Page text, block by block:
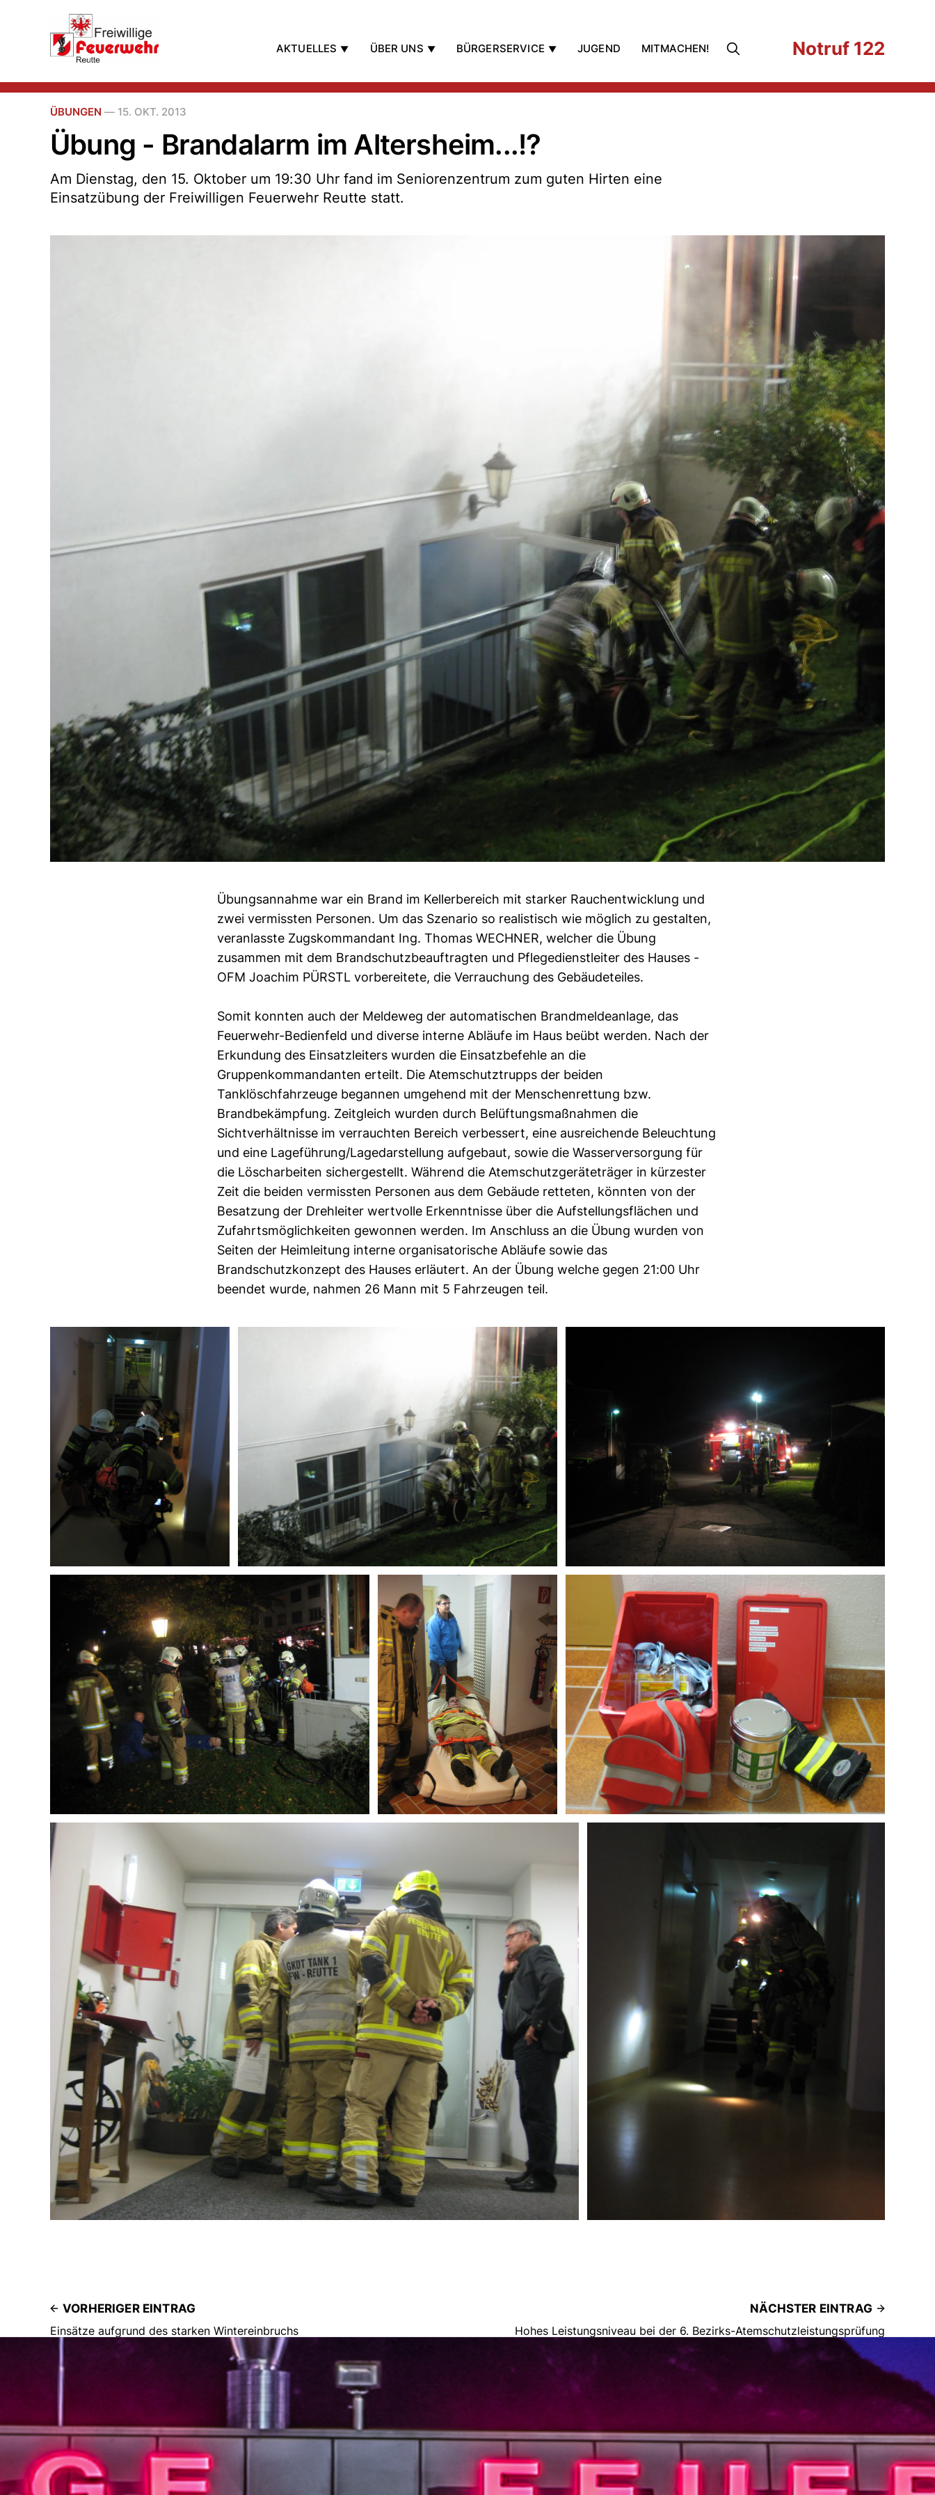
AKTUELLES ÜBER UNS BÜRGERSERVICE JUGEND MITMACHEN! Notruf 122
ÜBUNGEN — 15. OKT. 2013
Übung - Brandalarm im Altersheim...!?
Am Dienstag, den 15. Oktober um 19:30 Uhr fand im Seniorenzentrum zum guten Hirten eine
Einsatzübung der Freiwilligen Feuerwehr Reutte statt.
Übungsannahme war ein Brand im Kellerbereich mit starker Rauchentwicklung und
zwei vermissten Personen. Um das Szenario so realistisch wie möglich zu gestalten,
veranlasste Zugskommandant Ing. Thomas WECHNER, welcher die Übung
zusammen mit dem Brandschutzbeauftragten und Pflegedienstleiter des Hauses -
OFM Joachim PÜRSTL vorbereitete, die Verrauchung des Gebäudeteiles.
Somit konnten auch der Meldeweg der automatischen Brandmeldeanlage, das
Feuerwehr-Bedienfeld und diverse interne Abläufe im Haus beübt werden. Nach der
Erkundung des Einsatzleiters wurden die Einsatzbefehle an die
Gruppenkommandanten erteilt. Die Atemschutztrupps der beiden
Tanklöschfahrzeuge begannen umgehend mit der Menschenrettung bzw.
Brandbekämpfung. Zeitgleich wurden durch Belüftungsmaßnahmen die
Sichtverhältnisse im verrauchten Bereich verbessert, eine ausreichende Beleuchtung
und eine Lageführung/Lagedarstellung aufgebaut, sowie die Wasserversorgung für
die Löscharbeiten sichergestellt. Während die Atemschutzgeräteträger in kürzester
Zeit die beiden vermissten Personen aus dem Gebäude retteten, könnten von der
Besatzung der Drehleiter wertvolle Erkenntnisse über die Aufstellungsflächen und
Zufahrtsmöglichkeiten gewonnen werden. Im Anschluss an die Übung wurden von
Seiten der Heimleitung interne organisatorische Abläufe sowie das
Brandschutzkonzept des Hauses erläutert. An der Übung welche gegen 21:00 Uhr
beendet wurde, nahmen 26 Mann mit 5 Fahrzeugen teil.
VORHERIGER EINTRAG
Einsätze aufgrund des starken Wintereinbruchs
NÄCHSTER EINTRAG
Hohes Leistungsniveau bei der 6. Bezirks-Atemschutzleistungsprüfung